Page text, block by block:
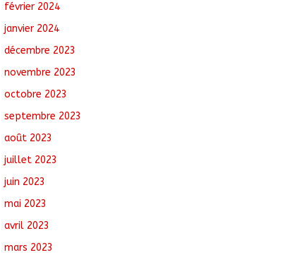
février 2024
janvier 2024
décembre 2023
novembre 2023
octobre 2023
septembre 2023
août 2023
juillet 2023
juin 2023
mai 2023
avril 2023
mars 2023